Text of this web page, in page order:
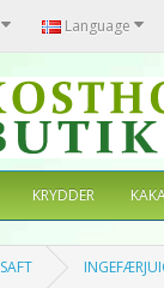
Language
KRYDDER
SAFT